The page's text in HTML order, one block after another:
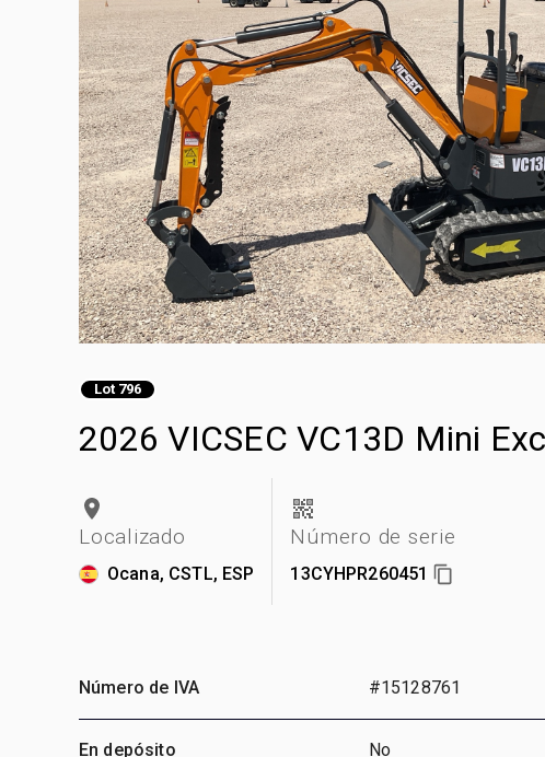
Lot 796
2026 VICSEC VC13D Mini
Localizado
Ocana, CSTL, ESP
Número de serie
13CYHPR260451
Número de IVA #15128761
En depósito No